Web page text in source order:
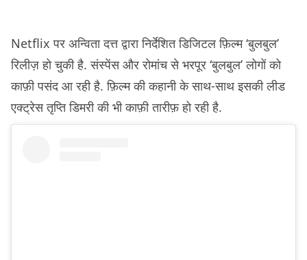
Netflix पर अन्विता दत्त द्वारा निर्देशित डिजिटल फ़िल्म ‘बुलबुल’
रिलीज़ हो चुकी है. संस्पेंस और रोमांच से भरपूर ‘बुलबुल’ लोगों को
काफ़ी पसंद आ रही है. फ़िल्म की कहानी के साथ-साथ इसकी लीड
एक्ट्रेस तृप्ति डिमरी की भी काफ़ी तारीफ़ हो रही है.